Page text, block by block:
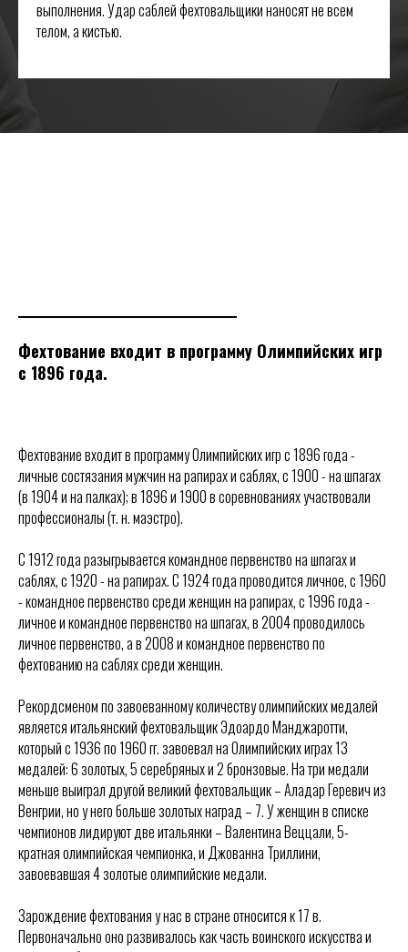
выполнения. Удар саблей фехтовальщики наносят не всем
телом, а кистью.
Фехтование входит в программу Олимпийских игр
с 1896 года.
Фехтование входит в программу Олимпийских игр с 1896 года -
личные состязания мужчин на рапирах и саблях, с 1900 - на шпагах
(в 1904 и на палках); в 1896 и 1900 в соревнованиях участвовали
профессионалы (т. н. маэстро).
С 1912 года разыгрывается командное первенство на шпагах и
саблях, с 1920 - на рапирах. С 1924 года проводится личное, с 1960
- командное первенство среди женщин на рапирах, с 1996 года -
личное и командное первенство на шпагах, в 2004 проводилось
личное первенство, а в 2008 и командное первенство по
фехтованию на саблях среди женщин.
Рекордсменом по завоеванному количеству олимпийских медалей
является итальянский фехтовальщик Эдоардо Манджаротти,
который с 1936 по 1960 гг. завоевал на Олимпийских играх 13
медалей: 6 золотых, 5 серебряных и 2 бронзовые. На три медали
меньше выиграл другой великий фехтовальщик – Аладар Геревич из
Венгрии, но у него больше золотых наград – 7. У женщин в списке
чемпионов лидируют две итальянки – Валентина Веццали, 5-
кратная олимпийская чемпионка, и Джованна Триллини,
завоевавшая 4 золотые олимпийские медали.
Зарождение фехтования у нас в стране относится к 17 в.
Первоначально оно развивалось как часть воинского искусства и